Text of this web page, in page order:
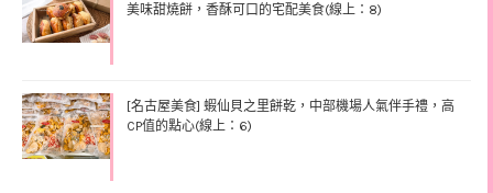
美味甜燒餅，香酥可口的宅配美食(線上：8)
[名古屋美食] 蝦仙貝之里餅乾，中部機場人氣伴手禮，高
CP值的點心(線上：6)